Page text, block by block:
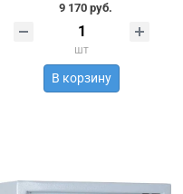
9 170 руб.
шт
В корзину